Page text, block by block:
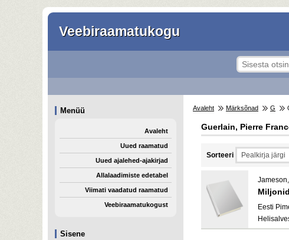
Veebiraamatukogu
Sisene
Menüü
Avaleht
Uued raamatud
Uued ajalehed-ajakirjad
Allalaadimiste edetabel
Viimati vaadatud raamatud
Veebiraamatukogust
Avaleht Märksõnad G
Guerlain, Pierre
Sorteeri
Eesti